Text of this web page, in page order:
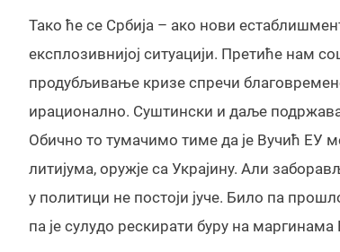
Тако ће се Србија – ако нови
експлозивнијој ситуацији. Претиће нам
продубљивање кризе спречи
ирационално. Суштински и даље
Обично то тумачимо тиме да је Вучић ЕУ
литијума, оружје са Украјину. Али
у политици не постоји јуче. Било па
па је сулудо рескирати буру на